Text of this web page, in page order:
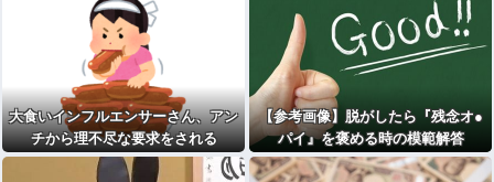
大食いインフルエンサーさん、アン
チから理不尽な要求をされる
【参考画像】脱がしたら『残念オ●
パイ』を褒める時の模範解答